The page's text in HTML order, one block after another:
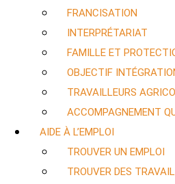
FRANCISATION
INTERPRÉTARIAT
FAMILLE ET
OBJECTIF
TRAVAILLEURS
ACCOMPAGNEMENT
AIDE À L’EMPLOI
TROUVER UN EMPLOI
TROUVER DES